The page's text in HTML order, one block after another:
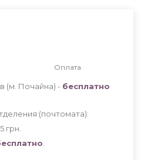
Оплата
(м. Почайна) - бесплатно
(почтомата):
грн